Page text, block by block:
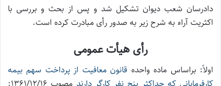
دادرسان شعب دیوان تشکیل شد و پس از بحث و بررسی با
اکثریت آراء به شرح زیر به صدور رأی مبادرت کرده است.
رأی هیأت عمومی
اولاً: براساس ماده واحده قانون معافیت از پرداخت سهم بیمه
کارفرمایانی که حداکثر پنج نفر کارگر دارند
مصوب ۱۳۶۱/۱۲/۱۶: